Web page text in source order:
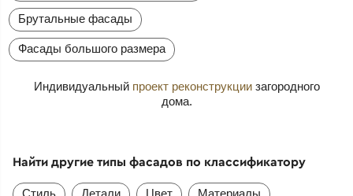
Брутальные фасады
Фасады большого размера
Индивидуальный проект реконструкции загородного
дома.
Найти другие типы фасадов по классификатору
Стиль Детали Цвет Материалы